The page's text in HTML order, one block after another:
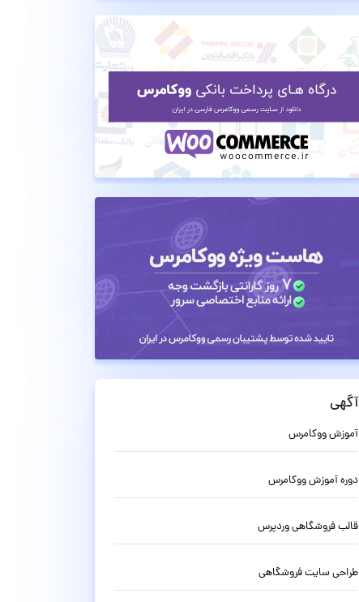
آگهی
آموزش ووکامرس
دوره آموزش ووکامرس
قالب فروشگاهی وردپرس
طراحی سایت فروشگاهی